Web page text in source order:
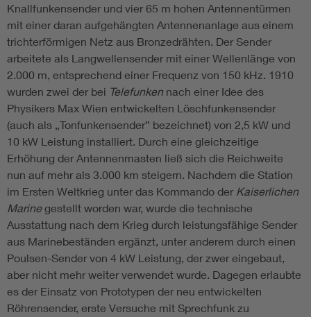
Knallfunkensender und vier 65 m hohen Antennentürmen
mit einer daran aufgehängten Antennenanlage aus einem
trichterförmigen Netz aus Bronzedrähten. Der Sender
arbeitete als Langwellensender mit einer Wellenlänge von
2.000 m, entsprechend einer Frequenz von 150 kHz. 1910
wurden zwei der bei Telefunkennach einer Idee des
Physikers Max Wien entwickelten Löschfunkensender
(auch als „Tonfunkensender” bezeichnet) von 2,5 kW und
10 kW Leistung installiert. Durch eine gleichzeitige
Erhöhung der Antennenmasten ließ sich die Reichweite
nun auf mehr als 3.000 km steigern. Nachdem die Station
im Ersten Weltkrieg unter das Kommando der Kaiserlichen
Marinegestellt worden war, wurde die technische
Ausstattung nach dem Krieg durch leistungsfähige Sender
aus Marinebeständen ergänzt, unter anderem durch einen
Poulsen-Sender von 4 kW Leistung, der zwer eingebaut,
aber nicht mehr weiter verwendet wurde. Dagegen erlaubte
es der Einsatz von Prototypen der neu entwickelten
Röhrensender, erste Versuche mit Sprechfunk zu